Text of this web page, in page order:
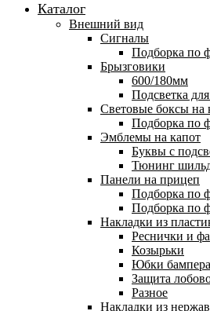
Каталог
Внешний вид
Сигналы
Подборка по
Брызговики
600/180мм
Подсветка
Световые боксы на
Подборка по
Эмблемы на капот
Буквы с
Тюнинг
Панели на прицеп
Подборка по
Подборка по
Накладки из
Реснички и
Козырьки
Юбки бампера
Защита
Разное
Накладки из